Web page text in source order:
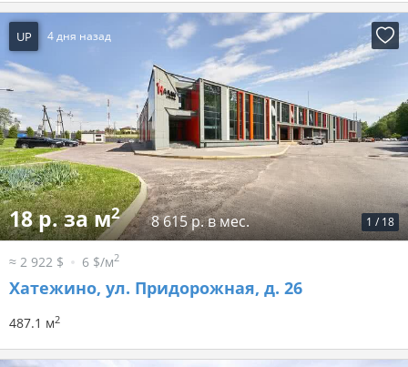
UP 4 дня назад
1 / 18
18 р. за м2 8 615 р. в мес.
≈ 2 922 $ 6 $/м2
Хатежино, ул. Придорожная, д. 26
487.1 м2